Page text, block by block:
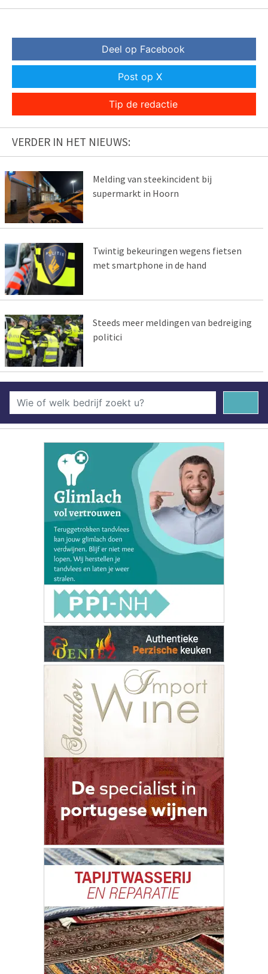
Deel op Facebook
Post op X
Tip de redactie
VERDER IN HET NIEUWS:
Melding van steekincident bij
supermarkt in Hoorn
Twintig bekeuringen wegens fietsen
met smartphone in de hand
Steeds meer meldingen van bedreiging
politici